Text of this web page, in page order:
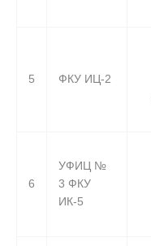
5 ФКУ ИЦ-2
6
УФИЦ №
3 ФКУ
ИК-5